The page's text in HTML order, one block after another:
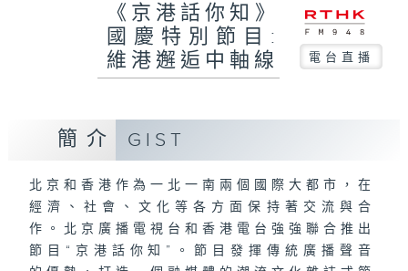
《京港話你知》
國慶特別節目:
維港邂逅中軸線
電台直播
簡介 GIST
北京和香港作為一北一南兩個國際大都市，在
經濟、社會、文化等各方面保持著交流與合
作。北京廣播電視台和香港電台強強聯合推出
節目“京港話你知”。節目發揮傳統廣播聲音